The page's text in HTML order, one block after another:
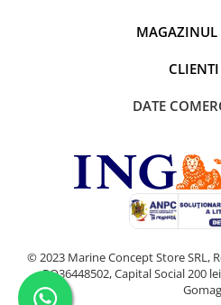
MAGAZINUL
CLIENTI
DATE
© 2023 Marine Concept Store SRL,
RO36448502, Capital Social 200 lei
Gomag